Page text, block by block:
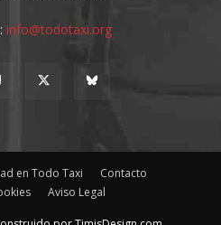
info@todotaxi.org
en Todo Taxi
Contacto
Aviso Legal